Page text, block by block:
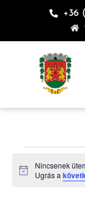
+36
Notice
Nincsenek
Ugrás a